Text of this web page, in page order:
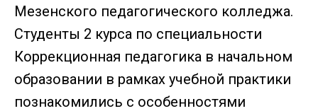
Мезенского педагогического колледжа.
Студенты 2 курса по специальности
Коррекционная педагогика в начальном
образовании в рамках учебной практики
познакомились с особенностями